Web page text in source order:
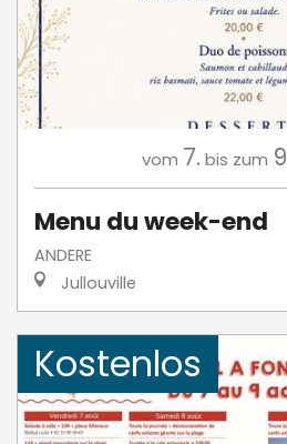
vom 7. bis zum
Menu du week-end
ANDERE
Jullouville
Kostenlos